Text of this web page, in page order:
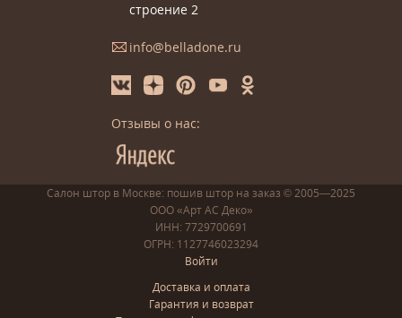
строение 2
info@belladone.ru
Отзывы о нас:
Салон штор в Москве: пошив штор на заказ © 2005—2025
ООО «Арт АС Деко»
ИНН: 7729700691
ОГРН: 1127746023294
Войти
Доставка и оплата
Гарантия и возврат